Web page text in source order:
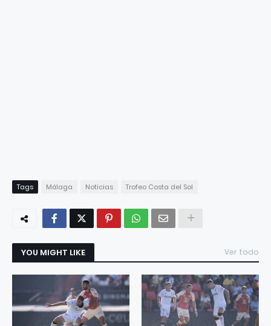
Tags Málaga Noticias Trofeo Costa del Sol
YOU MIGHT LIKE Ver todo